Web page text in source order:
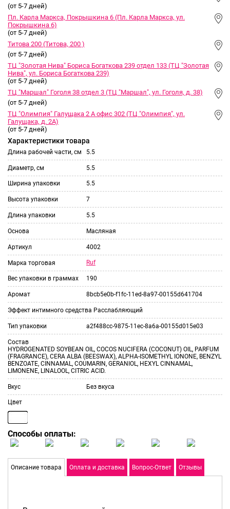
(от 5-7 дней)
Пл. Карла Маркса, Покрышкина 6 (Пл. Карла Маркса, ул.
Покрышкина 6)
(от 5-7 дней)
Титова 200 (Титова, 200 )
(от 5-7 дней)
ТЦ "Золотая Нива" Бориса Богаткова 239 отдел 133 (ТЦ "Золотая
Нива", ул. Бориса Богаткова 239)
(от 5-7 дней)
ТЦ "Маршал" Гоголя 38 отдел 3 (ТЦ "Маршал", ул. Гоголя, д. 38)
(от 5-7 дней)
ТЦ "Олимпия" Галущака 2 А офис 302 (ТЦ "Олимпия", ул.
Галущака, д. 2А)
(от 5-7 дней)
Характеристики товара
Длина рабочей части, см 5.5
Диаметр, см 5.5
Ширина упаковки 5.5
Высота упаковки 7
Длина упаковки 5.5
Основа Масляная
Артикул 4002
Марка торговая Ruf
Вес упаковки в граммах 190
Аромат 8bcb5e0b-f1fc-11ed-8a97-00155d641704
Эффект интимного средства Расслабляющий
Тип упаковки a2f488cc-9875-11ec-8a6a-00155d015e03
Состав
HYDROGENATED SOYBEAN OIL, COCOS NUCIFERA (COCONUT) OIL, PARFUM
(FRAGRANCE), CERA ALBA (BEESWAX), ALPHA-ISOMETHYL IONONE, BENZYL
BENZOATE, CINNAMAL, COUMARIN, GERANIOL, HEXYL CINNAMAL,
LIMONENE, LINALOOL, CITRIC ACID.
Вкус Без вкуса
Цвет
Способы оплаты:
Описание товара Оплата и доставка Вопрос-Ответ Отзывы